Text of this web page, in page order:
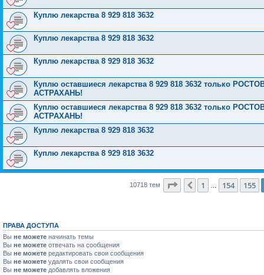
Куплю лекарства 8 929 818 3632
Куплю лекарства 8 929 818 3632
Куплю лекарства 8 929 818 3632
Куплю оставшиеся лекарства 8 929 818 3632 только
АСТРАХАНЬ!
Куплю оставшиеся лекарства 8 929 818 3632 только
АСТРАХАНЬ!
Куплю лекарства 8 929 818 3632
Куплю лекарства 8 929 818 3632
10718 тем Страница 156из 429
Пред.
1 154 155
ПРАВА ДОСТУПА
Вы не можете начинать темы
Вы не можете отвечать на сообщения
Вы не можете редактировать свои сообщения
Вы не можете удалять свои сообщения
Вы не можете добавлять вложения